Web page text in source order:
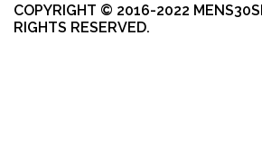
COPYRIGHT © 2016-2022
RIGHTS RESERVED.